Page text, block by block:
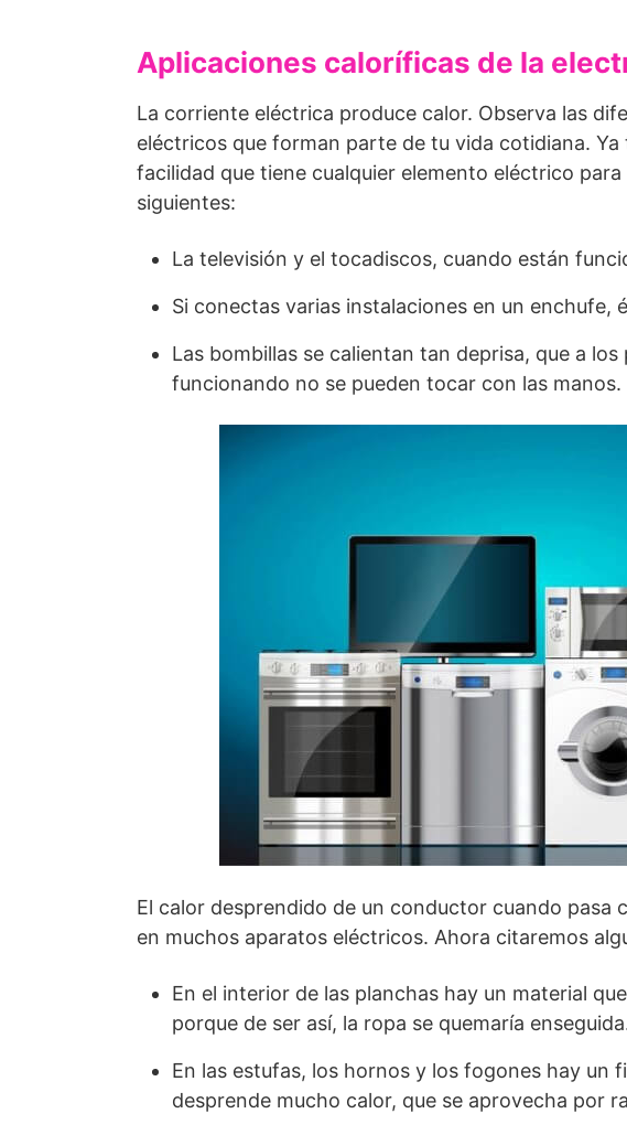
Aplicaciones caloríficas de la
La corriente eléctrica produce calor. Observa las
eléctricos que forman parte de tu vida cotidiana.
facilidad que tiene cualquier elemento eléctrico
siguientes:
La televisión y el tocadiscos, cuando están
Si conectas varias instalaciones en un enchufe,
Las bombillas se calientan tan deprisa, que a
funcionando no se pueden tocar con las manos.
El calor desprendido de un conductor cuando pasa
en muchos aparatos eléctricos. Ahora citaremos
En el interior de las planchas hay un material
porque de ser así, la ropa se quemaría
En las estufas, los hornos y los fogones hay un
desprende mucho calor, que se aprovecha por